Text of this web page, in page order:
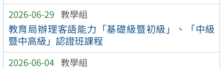
2026-06-29 教學組
教育局辦理客語能力「基礎級暨初級」、「中級
暨中高級」認證班課程
2026-06-04 教學組